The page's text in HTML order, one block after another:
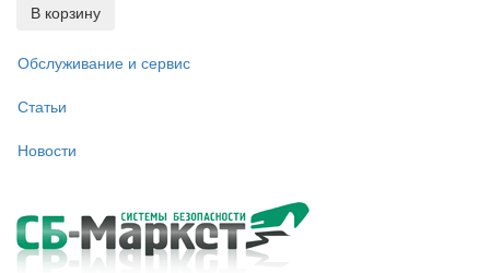
В корзину
Обслуживание и сервис
Статьи
Новости